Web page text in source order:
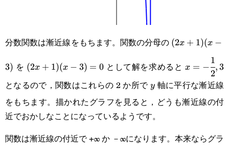
分数関数は漸近線をもちます。関数の分母の (2x+1)
(2x + 1)(x −
3) を (2x+1)
3)=0
(2x + 1)(x − 3) = 0 として解を求めると
\cfrac{1}
{2},3
x = −
2
1
,3
となるので，関数はこれらの 2 か所でy
y 軸に平行な漸近線
をもちます。描かれたグラフを見ると，どうも漸近線の付
近でおかしなことになっているようです。
関数は漸近線の付近で +∞ か －∞になります。本来ならグラ